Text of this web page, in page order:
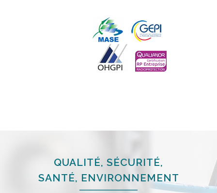
QUALITÉ, SÉCURITÉ,
SANTÉ, ENVIRONNEMENT